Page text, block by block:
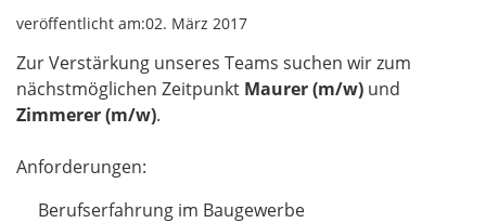
veröffentlicht am:02. März 2017
Zur Verstärkung unseres Teams suchen wir zum
nächstmöglichen Zeitpunkt Maurer (m/w) und
Zimmerer (m/w).
Anforderungen:
Berufserfahrung im Baugewerbe